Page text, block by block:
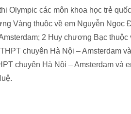
Olympic các môn khoa học trẻ
Vàng thuộc về em Nguyễn
2 Huy chương Bạc
chuyên Hà Nội – Amsterdam
chuyên Hà Nội – Amsterdam và